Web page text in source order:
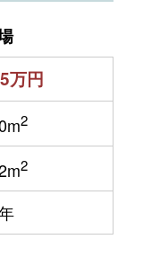
万円
2
2